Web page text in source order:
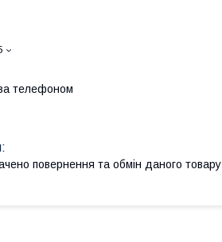
телефоном
повернення та обмін даного товару